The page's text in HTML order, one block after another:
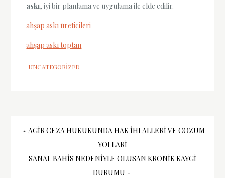
askı, iyi bir planlama ve uygulama ile elde edilir.
ahşap askı üreticileri
ahşap askı toptan
UNCATEGORIZED
Yazı
gezinmesi
AGIR CEZA HUKUKUNDA HAK İHLALLERI VE COZUM
YOLLARI
SANAL BAHIS NEDENIYLE OLUSAN KRONIK KAYGI
DURUMU